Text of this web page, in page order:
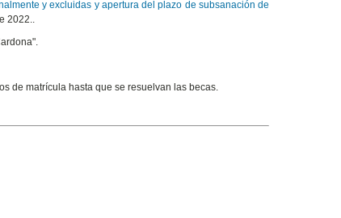
y excluidas y apertura del plazo de subsanación de
2022..
de matrícula hasta que se resuelvan las becas.